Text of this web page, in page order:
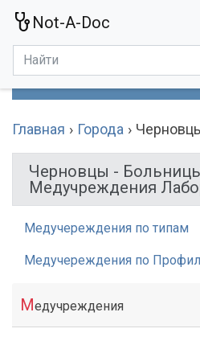
Not-A-Doc
Главная Города
Черновцы -
Медучреждения
Медучереждения по типам
Медучереждения по
Медучреждения